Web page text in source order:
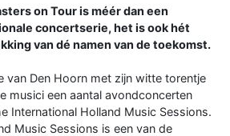
on Tour is méér dan een
concertserie, het is ook hét
van dé namen van de toekomst.
van Den Hoorn met zijn witte torentje
musici een aantal avondconcerten
International Holland Music Sessions.
Music Sessions is een van de